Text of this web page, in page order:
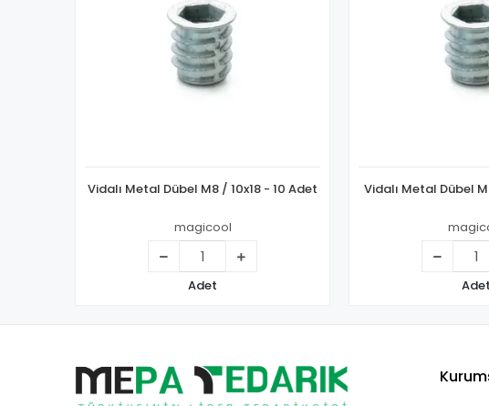
Vidalı Metal Dübel M8 / 10x18 - 10 Adet
magicool
Adet
Vidalı Metal Dübel
Adet